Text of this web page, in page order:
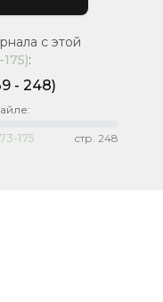
с этой
175):
- 248)
175 стр. 248